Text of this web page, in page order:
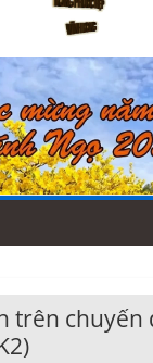
trên chuyến